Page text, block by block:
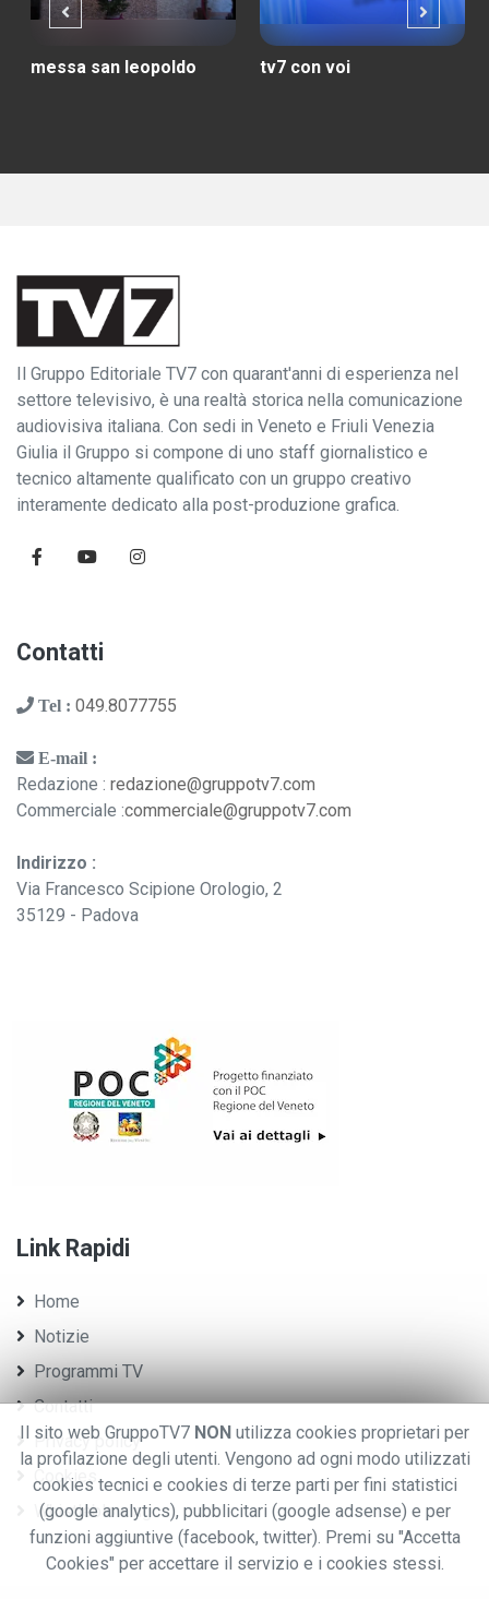
messa san leopoldo tv7 con voi
Il Gruppo Editoriale TV7 con quarant'anni di esperienza nel
settore televisivo, è una realtà storica nella comunicazione
audiovisiva italiana. Con sedi in Veneto e Friuli Venezia
Giulia il Gruppo si compone di uno staff giornalistico e
tecnico altamente qualificato con un gruppo creativo
interamente dedicato alla post-produzione grafica.
Contatti
Tel : 049.8077755
E-mail :
Redazione : redazione@gruppotv7.com
Commerciale :commerciale@gruppotv7.com
Indirizzo :
Via Francesco Scipione Orologio, 2
35129 - Padova
Link Rapidi
Home
Notizie
Programmi TV
Contatti
Privacy policy
Cookies
Whistleblowing
Il sito web GruppoTV7 NON utilizza cookies proprietari per
la profilazione degli utenti. Vengono ad ogni modo utilizzati
cookies tecnici e cookies di terze parti per fini statistici
(google analytics), pubblicitari (google adsense) e per
funzioni aggiuntive (facebook, twitter). Premi su "Accetta
Cookies" per accettare il servizio e i cookies stessi.